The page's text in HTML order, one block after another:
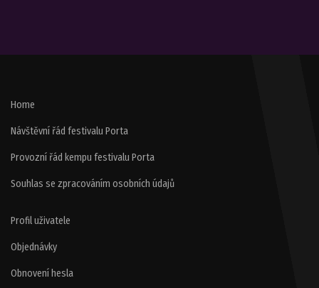
Home
Návštěvní řád festivalu Porta
Provozní řád kempu festivalu Porta
Souhlas se zpracováním osobních údajů
Profil uživatele
Objednávky
Obnovení hesla